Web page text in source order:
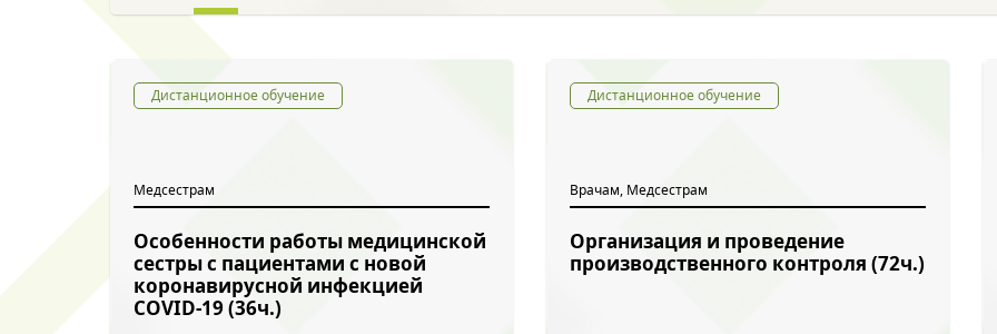
Дистанционное обучение
Медсестрам
Особенности работы медицинской
сестры с пациентами с новой
коронавирусной инфекцией
COVID-19 (36ч.)
Дистанционное обучение
Врачам, Медсестрам
Организация и проведение
производственного контроля (72ч.)